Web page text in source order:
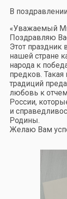
В
«Уважаемый
Поздравляю
Этот праздник
нашей стране
народа к
предков.
традиций
любовь к
России,
и
Родины.
Желаю Вам